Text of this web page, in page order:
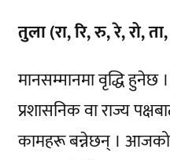
तुला (रा, रि, रु, रे, रो,
मानसम्मानमा वृद्धि हुनेछ
प्रशासनिक वा राज्य
कामहरू बन्नेछन् ।